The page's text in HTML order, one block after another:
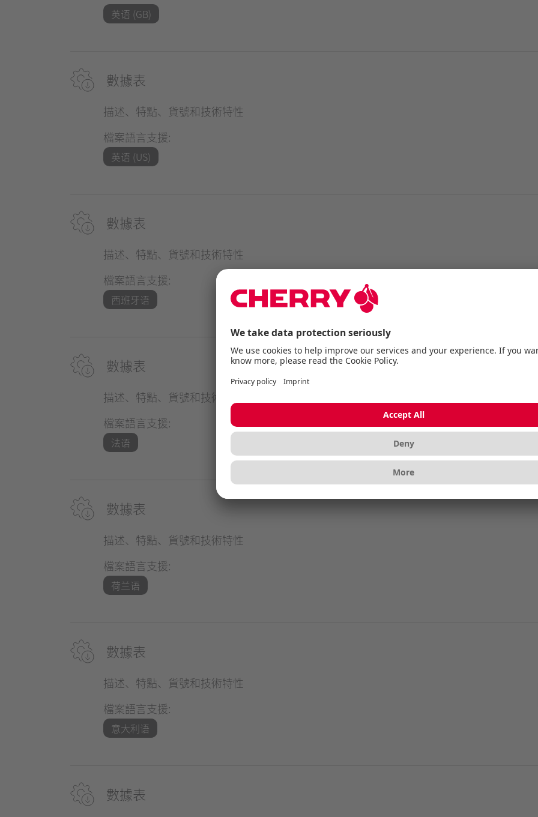
英语 (GB)
數據表
描述、特點、貨號和技術特性
檔案語言支援:
英语 (US)
數據表
描述、特點、貨號和技術特性
檔案語言支援:
西班牙语
數據表
描述、特點、貨號和技術特性
檔案語言支援:
法语
數據表
描述、特點、貨號和技術特性
檔案語言支援:
荷兰语
數據表
描述、特點、貨號和技術特性
檔案語言支援:
意大利语
數據表